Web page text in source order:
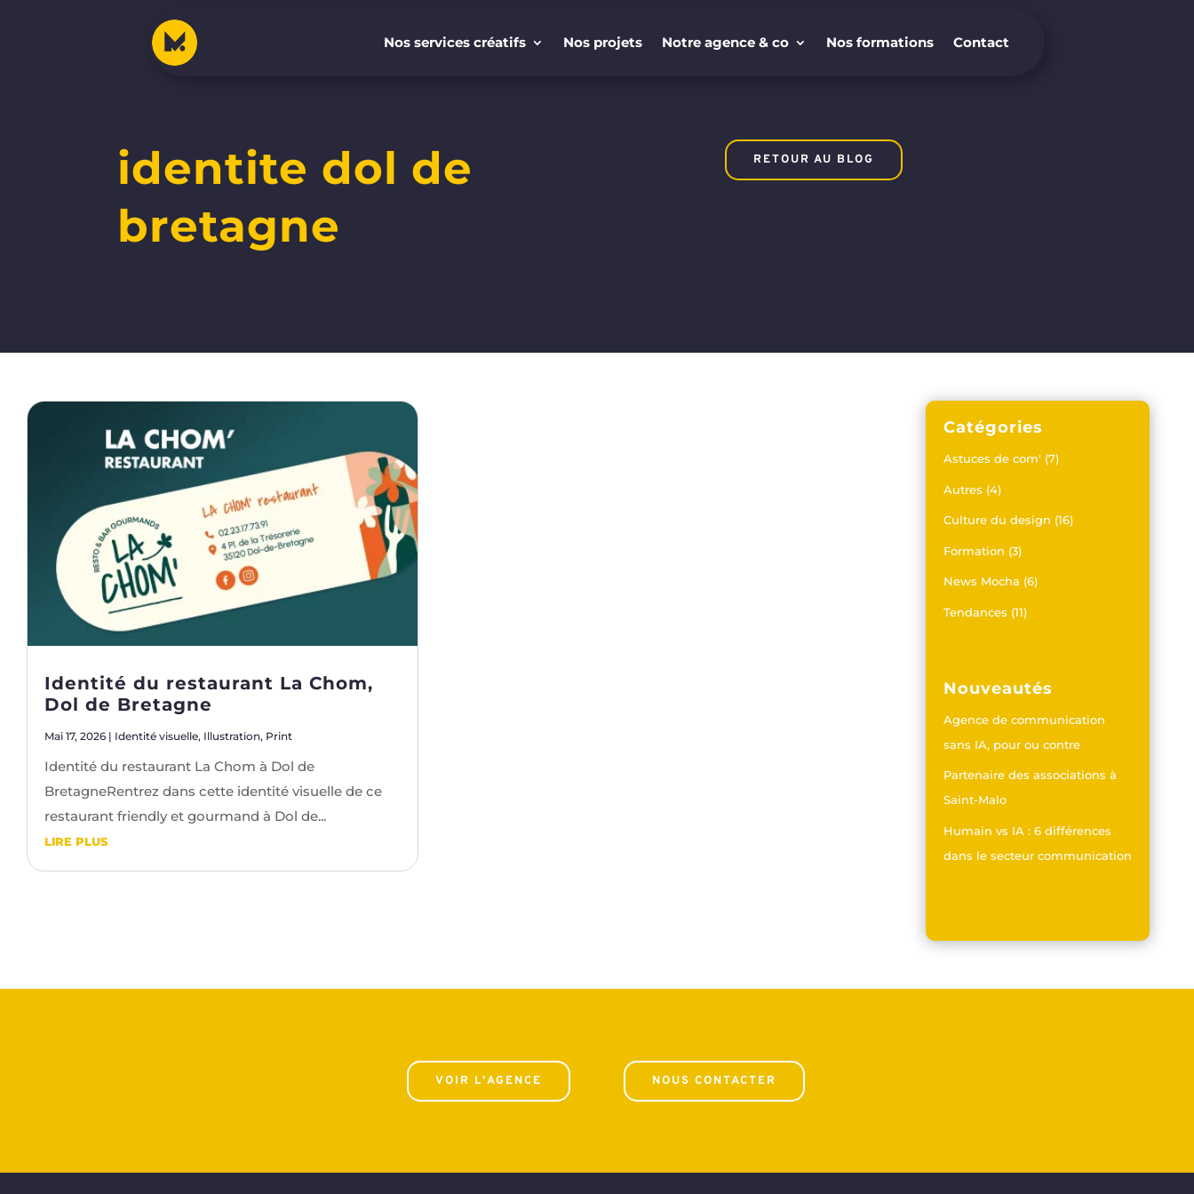
Nos services créatifs Nos projets Notre agence & co Nos formations Contact
Nos services créatifs Nos projets Notre agence & co Nos formations Contact
identite dol de
bretagne
RETOUR AU BLOG
Identité du restaurant La Chom,
Dol de Bretagne
Mai 17, 2026 | Identité visuelle, Illustration, Print
Identité du restaurant La Chom à Dol de
BretagneRentrez dans cette identité visuelle de ce
restaurant friendly et gourmand à Dol de...
LIRE PLUS
Catégories
Astuces de com' (7)
Autres (4)
Culture du design (16)
Formation (3)
News Mocha (6)
Tendances (11)
Nouveautés
Agence de communication
sans IA, pour ou contre
Partenaire des associations à
Saint-Malo
Humain vs IA : 6 différences
dans le secteur communication
VOIR L'AGENCE NOUS CONTACTER